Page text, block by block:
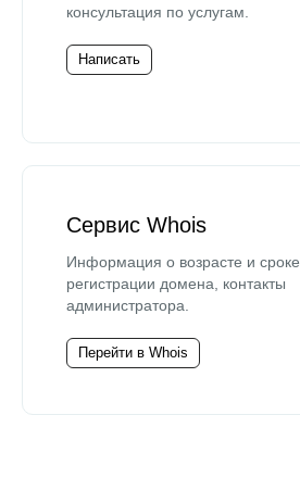
консультация по услугам.
Написать
Сервис Whois
Информация о возрасте и сроке
регистрации домена, контакты
администратора.
Перейти в Whois